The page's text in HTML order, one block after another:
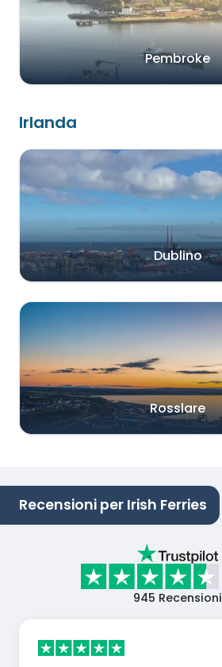
Pembroke
Irlanda
Dublino
Rosslare
Recensioni per Irish Ferries
945 Recensioni